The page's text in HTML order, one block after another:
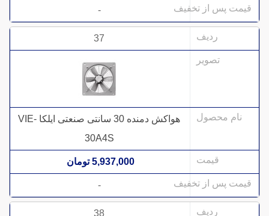
-
37
هواکش دمنده 30 سانتی صنعتی ایلکا VIE-
30A4S
5,937,000 تومان
-
38